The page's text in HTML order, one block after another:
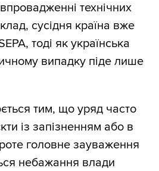
технічних
сусідня країна вже
тоді як українська
випадку піде лише
тим, що уряд часто
із запізненням або в
головне зауваження
небажання влади